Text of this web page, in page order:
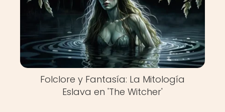
Folclore y Fantasía: La Mitología
Eslava en 'The Witcher'